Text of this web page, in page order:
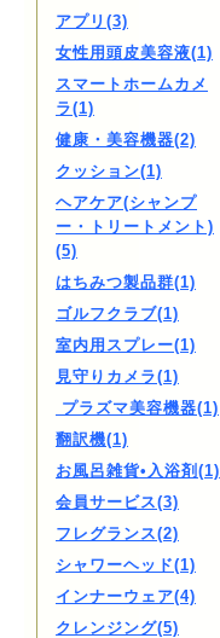
アプリ(3)
女性用頭皮美容液(1)
スマートホームカメ
ラ(1)
健康・美容機器(2)
クッション(1)
ヘアケア(シャンプ
ー・トリートメント)
(5)
はちみつ製品群(1)
ゴルフクラブ(1)
室内用スプレー(1)
見守りカメラ(1)
プラズマ美容機器(1)
翻訳機(1)
お風呂雑貨•入浴剤(1)
会員サービス(3)
フレグランス(2)
シャワーヘッド(1)
インナーウェア(4)
クレンジング(5)